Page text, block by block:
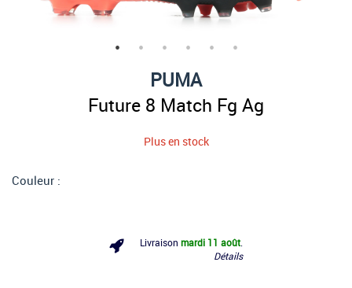
PUMA
Future 8 Match Fg Ag
Plus en stock
Couleur :
Livraison mardi 11 août
Détails